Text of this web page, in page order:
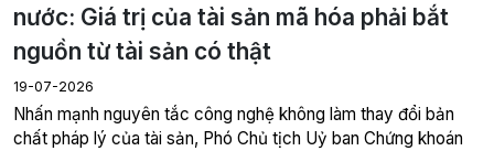
nước: Giá trị của tài sản mã hóa phải bắt
nguồn từ tài sản có thật
19-07-2026
Nhấn mạnh nguyên tắc công nghệ không làm thay đổi bản
chất pháp lý của tài sản, Phó Chủ tịch Uỷ ban Chứng khoán